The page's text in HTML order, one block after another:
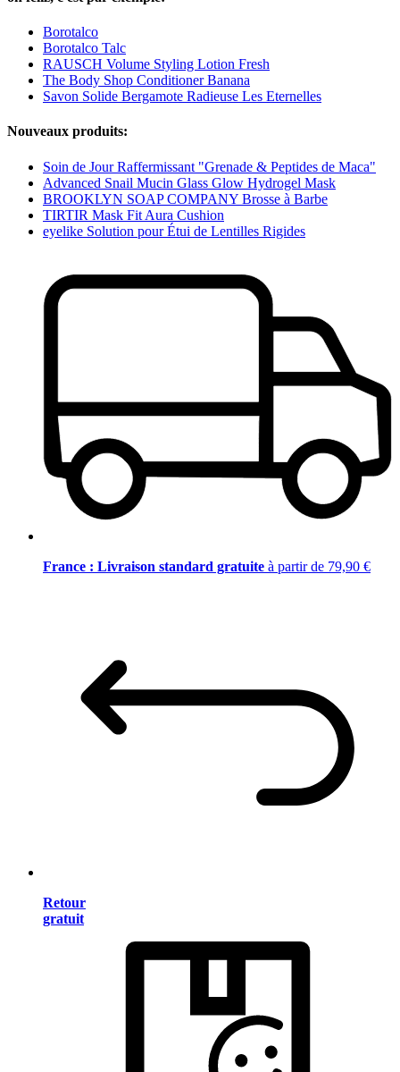
Borotalco
Borotalco Talc
RAUSCH Volume Styling Lotion Fresh
The Body Shop Conditioner Banana
Savon Solide Bergamote Radieuse Les Eternelles
Nouveaux produits:
Soin de Jour Raffermissant "Grenade & Peptides de Maca"
Advanced Snail Mucin Glass Glow Hydrogel Mask
BROOKLYN SOAP COMPANY Brosse à Barbe
TIRTIR Mask Fit Aura Cushion
eyelike Solution pour Étui de Lentilles Rigides
France : Livraison standard gratuite à partir de 79,90 €
Retour
gratuit